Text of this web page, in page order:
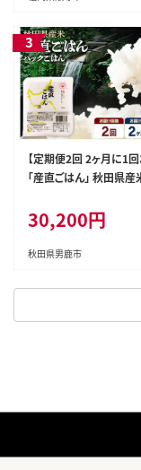
【定期便2回 2ヶ月に1回
「産直ごはん」 秋田県産
災害時 保存食 防災食
蓄 常備 セット パックラ
期便 パックライス 保存
存食 防災食 非常食 備
ングストック セット 保
30,200円
秋田県男鹿市